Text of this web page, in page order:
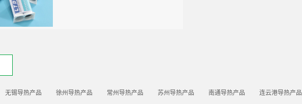
无锡导热产品 徐州导热产品 常州导热产品 苏州导热产品 南通导热产品 连云港导热产品